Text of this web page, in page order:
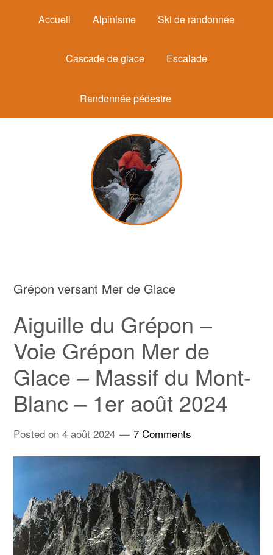
Accueil Alpinisme Ski de randonnée
Cascade de glace Escalade
Randonnée pédestre
Grépon versant Mer de Glace
Aiguille du Grépon –
Voie Grépon Mer de
Glace – Massif du Mont-
Blanc – 1er août 2024
Posted on4 août 2024 7 Comments